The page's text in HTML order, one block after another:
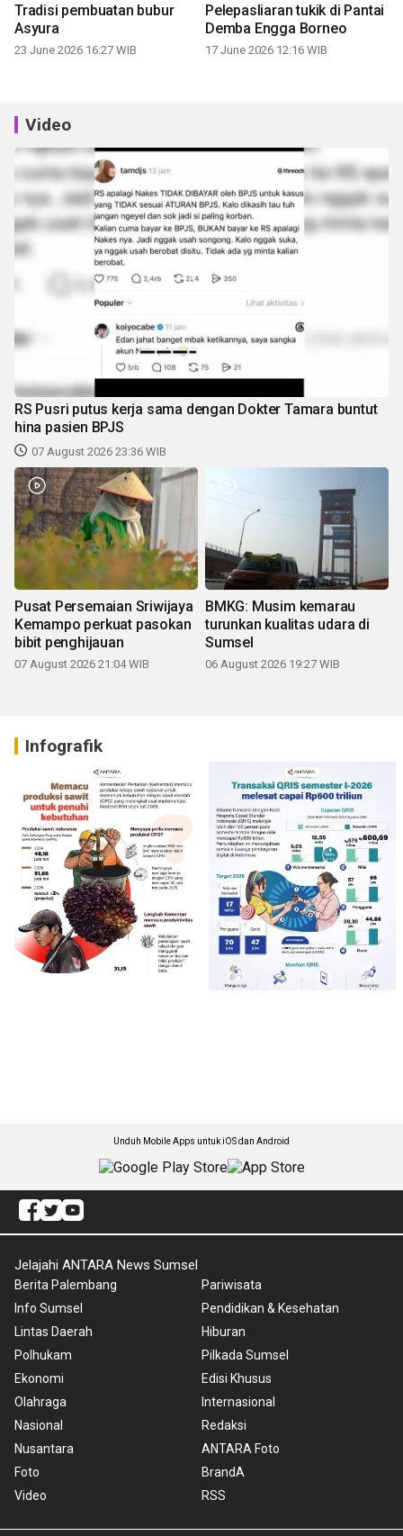
Tradisi pembuatan bubur
Asyura
23 June 2026 16:27 WIB
Pelepasliaran tukik di Pantai
Demba Engga Borneo
17 June 2026 12:16 WIB
Video
RS Pusri putus kerja sama dengan Dokter Tamara buntut
hina pasien BPJS
07 August 2026 23:36 WIB
Pusat Persemaian Sriwijaya
Kemampo perkuat pasokan
bibit penghijauan
07 August 2026 21:04 WIB
BMKG: Musim kemarau
turunkan kualitas udara di
Sumsel
06 August 2026 19:27 WIB
Infografik
Unduh Mobile Apps untuk iOS dan Android
Jelajahi ANTARA News Sumsel
Berita Palembang
Info Sumsel
Lintas Daerah
Polhukam
Ekonomi
Olahraga
Nasional
Nusantara
Foto
Video
Pariwisata
Pendidikan & Kesehatan
Hiburan
Pilkada Sumsel
Edisi Khusus
Internasional
Redaksi
ANTARA Foto
BrandA
RSS